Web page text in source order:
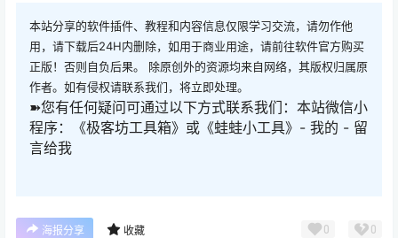
本站分享的软件插件、教程和内容信息仅限学习交流，请勿作他
用，请下载后24H内删除，如用于商业用途，请前往软件官方购买
正版！否则自负后果。 除原创外的资源均来自网络，其版权归属原
作者。如有侵权请联系我们，将立即处理。
➽您有任何疑问可通过以下方式联系我们：本站微信小
程序：《极客坊工具箱》或《蛙蛙小工具》- 我的 - 留
言给我
海报分享 收藏 0 0